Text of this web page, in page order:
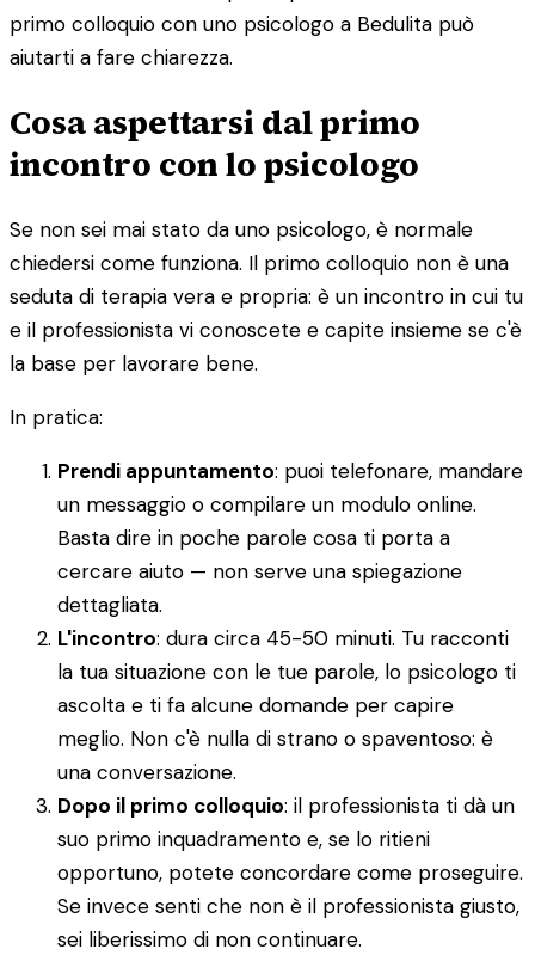
primo colloquio con uno psicologo a Bedulita può
aiutarti a fare chiarezza.
Cosa aspettarsi dal primo
incontro con lo psicologo
Se non sei mai stato da uno psicologo, è normale
chiedersi come funziona. Il primo colloquio non è una
seduta di terapia vera e propria: è un incontro in cui tu
e il professionista vi conoscete e capite insieme se c'è
la base per lavorare bene.
In pratica:
Prendi appuntamento: puoi telefonare, mandare
un messaggio o compilare un modulo online.
Basta dire in poche parole cosa ti porta a
cercare aiuto — non serve una spiegazione
dettagliata.
L'incontro: dura circa 45-50 minuti. Tu racconti
la tua situazione con le tue parole, lo psicologo ti
ascolta e ti fa alcune domande per capire
meglio. Non c'è nulla di strano o spaventoso: è
una conversazione.
Dopo il primo colloquio: il professionista ti dà un
suo primo inquadramento e, se lo ritieni
opportuno, potete concordare come proseguire.
Se invece senti che non è il professionista giusto,
sei liberissimo di non continuare.